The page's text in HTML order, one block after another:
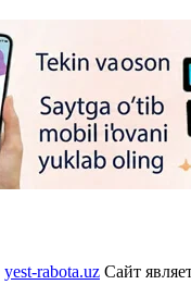
yest-rabota.uz Сайт